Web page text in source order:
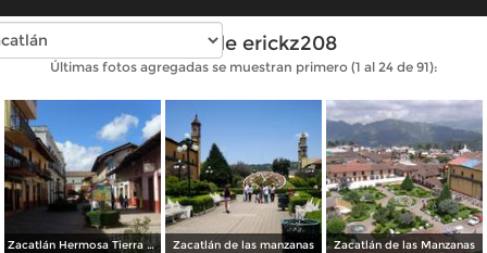
Fotos de erickz208
Últimas fotos agregadas se muestran primero (1 al 24 de 91):
Zacatlán Hermosa Tierra Serrana Zacatlán de las manzanas Zacatlán de las Manzanas